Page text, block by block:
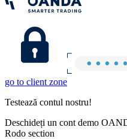
go to client zone
Testează contul nostru!
Deschideți un cont demo
Rodo section